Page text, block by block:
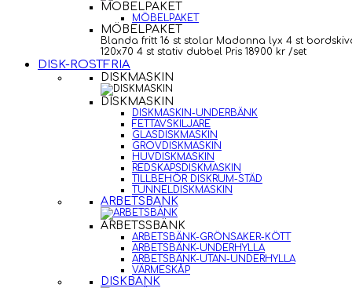
MÖBELPAKET
MÖBELPAKET
MÖBELPAKET
Blanda fritt 16 st stolar Madonna lyx 4 st
120x70 4 st stativ dubbel Pris 18900 kr /set
DISK-ROSTFRIA
DISKMASKIN
DISKMASKIN
DISKMASKIN-UNDERBÄNK
FETTAVSKILJARE
GLASDISKMASKIN
GROVDISKMASKIN
HUVDISKMASKIN
REDSKAPSDISKMASKIN
TILLBEHÖR DISKRUM-STÄD
TUNNELDISKMASKIN
ARBETSBÄNK
ARBETSSBÄNK
ARBETSBÄNK-GRÖNSAKER-KÖTT
ARBETSBÄNK-UNDERHYLLA
ARBETSBÄNK-UTAN-UNDERHYLLA
VÄRMESKÅP
DISKBÄNK